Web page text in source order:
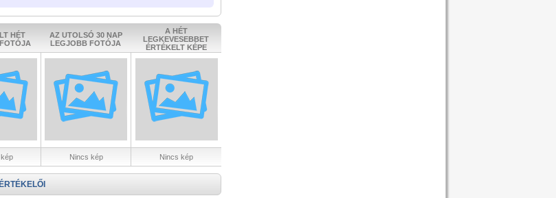
HÉT
AZ UTOLSÓ 30 NAP
LEGJOBB FOTÓJA
A HÉT
LEGKEVESEBBET
ÉRTÉKELT KÉPE
Nincs kép Nincs kép